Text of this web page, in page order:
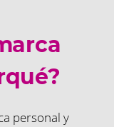
personal y